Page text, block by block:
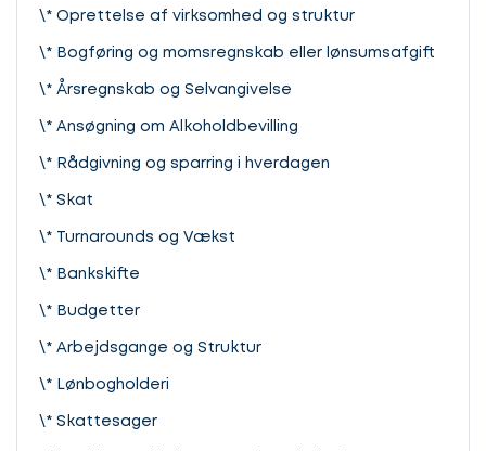
\* Oprettelse af virksomhed og struktur
\* Bogføring og momsregnskab eller lønsumsafgift
\* Årsregnskab og Selvangivelse
\* Ansøgning om Alkoholdbevilling
\* Rådgivning og sparring i hverdagen
\* Skat
\* Turnarounds og Vækst
\* Bankskifte
\* Budgetter
\* Arbejdsgange og Struktur
\* Lønbogholderi
\* Skattesager